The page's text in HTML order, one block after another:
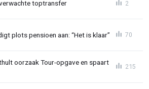
toptransfer 2
plots pensioen aan: “Het is klaar” 70
oorzaak Tour-opgave en spaart
215